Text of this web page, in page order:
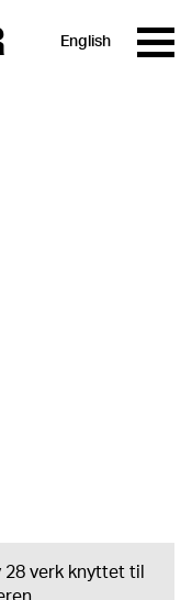
English
28 verk knyttet til